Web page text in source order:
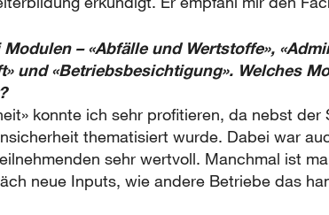
– «Abfälle und Wertstoffe»,
und «Betriebsbesichtigung». Welches
konnte ich sehr profitieren, da nebst der
thematisiert wurde. Dabei war
sehr wertvoll. Manchmal ist
neue Inputs, wie andere Betriebe das